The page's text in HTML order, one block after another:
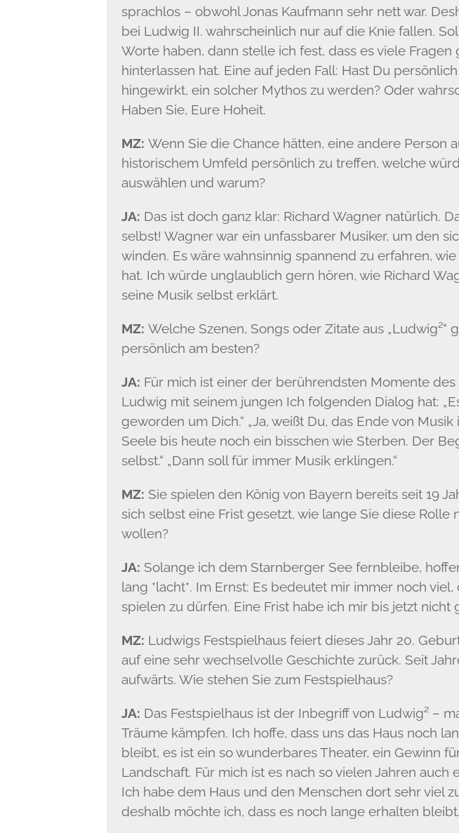
sprachlos – obwohl Jonas Kaufmann sehr nett war.
bei Ludwig II. wahrscheinlich nur auf die Knie fallen.
Worte haben, dann stelle ich fest, dass es viele Fragen
hinterlassen hat. Eine auf jeden Fall: Hast Du
hingewirkt, ein solcher Mythos zu werden? Oder
Haben Sie, Eure Hoheit.
MZ: Wenn Sie die Chance hätten, eine andere Person
historischem Umfeld persönlich zu treffen, welche
auswählen und warum?
JA: Das ist doch ganz klar: Richard Wagner natürlich.
selbst! Wagner war ein unfassbarer Musiker, um den
winden. Es wäre wahnsinnig spannend zu erfahren,
hat. Ich würde unglaublich gern hören, wie Richard
seine Musik selbst erklärt.
MZ: Welche Szenen, Songs oder Zitate aus „Ludwig²“
persönlich am besten?
JA: Für mich ist einer der berührendsten Momente des
Ludwig mit seinem jungen Ich folgenden Dialog hat:
geworden um Dich.“ „Ja, weißt Du, das Ende von
Seele bis heute noch ein bisschen wie Sterben. Der
selbst.“ „Dann soll für immer Musik erklingen.“
MZ: Sie spielen den König von Bayern bereits seit 19
sich selbst eine Frist gesetzt, wie lange Sie diese Rolle
wollen?
JA: Solange ich dem Starnberger See fernbleibe,
lang *lacht*. Im Ernst: Es bedeutet mir immer noch viel,
spielen zu dürfen. Eine Frist habe ich mir bis jetzt nicht
MZ: Ludwigs Festspielhaus feiert dieses Jahr 20.
auf eine sehr wechselvolle Geschichte zurück. Seit
aufwärts. Wie stehen Sie zum Festspielhaus?
JA: Das Festspielhaus ist der Inbegriff von Ludwig² –
Träume kämpfen. Ich hoffe, dass uns das Haus noch
bleibt, es ist ein so wunderbares Theater, ein Gewinn
Landschaft. Für mich ist es nach so vielen Jahren auch
Ich habe dem Haus und den Menschen dort sehr viel
deshalb möchte ich, dass es noch lange erhalten bleibt.